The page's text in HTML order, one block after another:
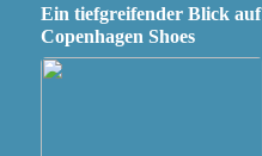
Ein tiefgreifender Blick auf
Copenhagen Shoes